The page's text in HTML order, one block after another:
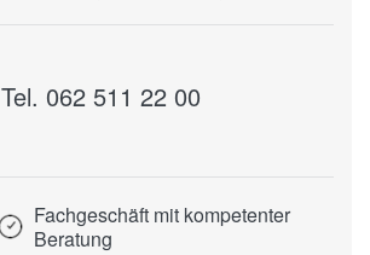
Tel. 062 511 22 00
Fachgeschäft mit kompetenter
Beratung